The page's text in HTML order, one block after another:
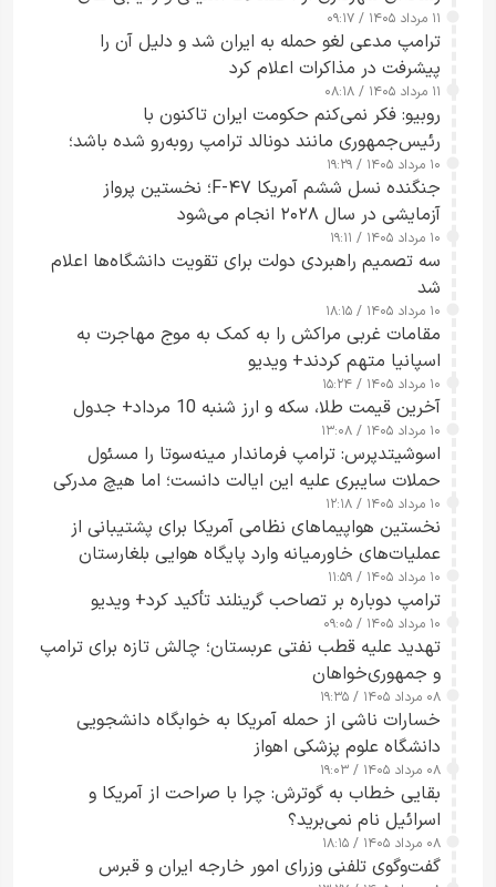
جاسوسی گفت
۱۱ مرداد ۱۴۰۵ / ۰۹:۱۷
ترامپ مدعی لغو حمله به ایران شد و دلیل آن را
پیشرفت در مذاکرات اعلام کرد
۱۱ مرداد ۱۴۰۵ / ۰۸:۱۸
روبیو: فکر نمی‌کنم حکومت ایران تاکنون با
رئیس‌جمهوری مانند دونالد ترامپ روبه‌رو شده باشد؛
کسی که واقعاً دست به اقدام می‌زند
۱۰ مرداد ۱۴۰۵ / ۱۹:۲۹
جنگنده نسل ششم آمریکا F-۴۷؛ نخستین پرواز
آزمایشی در سال ۲۰۲۸ انجام می‌شود
۱۰ مرداد ۱۴۰۵ / ۱۹:۱۱
سه تصمیم راهبردی دولت برای تقویت دانشگاه‌ها اعلام
شد
۱۰ مرداد ۱۴۰۵ / ۱۸:۱۵
مقامات غربی مراکش را به کمک به موج مهاجرت به
اسپانیا متهم کردند+ ویدیو
۱۰ مرداد ۱۴۰۵ / ۱۵:۲۴
آخرین قیمت طلا، سکه و ارز شنبه 10 مرداد+ جدول
۱۰ مرداد ۱۴۰۵ / ۱۳:۰۸
اسوشیتدپرس: ترامپ فرماندار مینه‌سوتا را مسئول
حملات سایبری علیه این ایالت دانست؛ اما هیچ مدرکی
ارائه نکرد
۱۰ مرداد ۱۴۰۵ / ۱۲:۱۸
نخستین هواپیماهای نظامی آمریکا برای پشتیبانی از
عملیات‌های خاورمیانه وارد پایگاه هوایی بلغارستان
شدند
۱۰ مرداد ۱۴۰۵ / ۱۱:۵۹
ترامپ دوباره بر تصاحب گرینلند تأکید کرد+ ویدیو
۱۰ مرداد ۱۴۰۵ / ۰۹:۰۵
تهدید علیه قطب نفتی عربستان؛ چالش تازه برای ترامپ
و جمهوری‌خواهان
۰۸ مرداد ۱۴۰۵ / ۱۹:۳۵
خسارات ناشی از حمله آمریکا به خوابگاه دانشجویی
دانشگاه علوم پزشکی اهواز
۰۸ مرداد ۱۴۰۵ / ۱۹:۰۳
بقایی خطاب به گوترش: چرا با صراحت از آمریکا و
اسرائیل نام نمی‌برید؟
۰۸ مرداد ۱۴۰۵ / ۱۸:۱۵
گفت‌وگوی تلفنی وزرای امور خارجه ایران و قبرس